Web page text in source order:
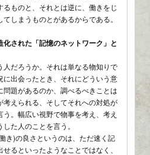
ものと、それとは逆に、働きをじ
しまうものとがあるからである。
された「記憶のネットワーク」と
だろうか。それは単なる物知りで
に出会ったとき、それにどういう意
題があるのか、調べるべきことは
考えられる、そしてそれへの対処が
。幅広い視野で物事を考え、考え
た人のことを言う。
き)の良さというのは、ただ速く記
るといったようなことではなく、